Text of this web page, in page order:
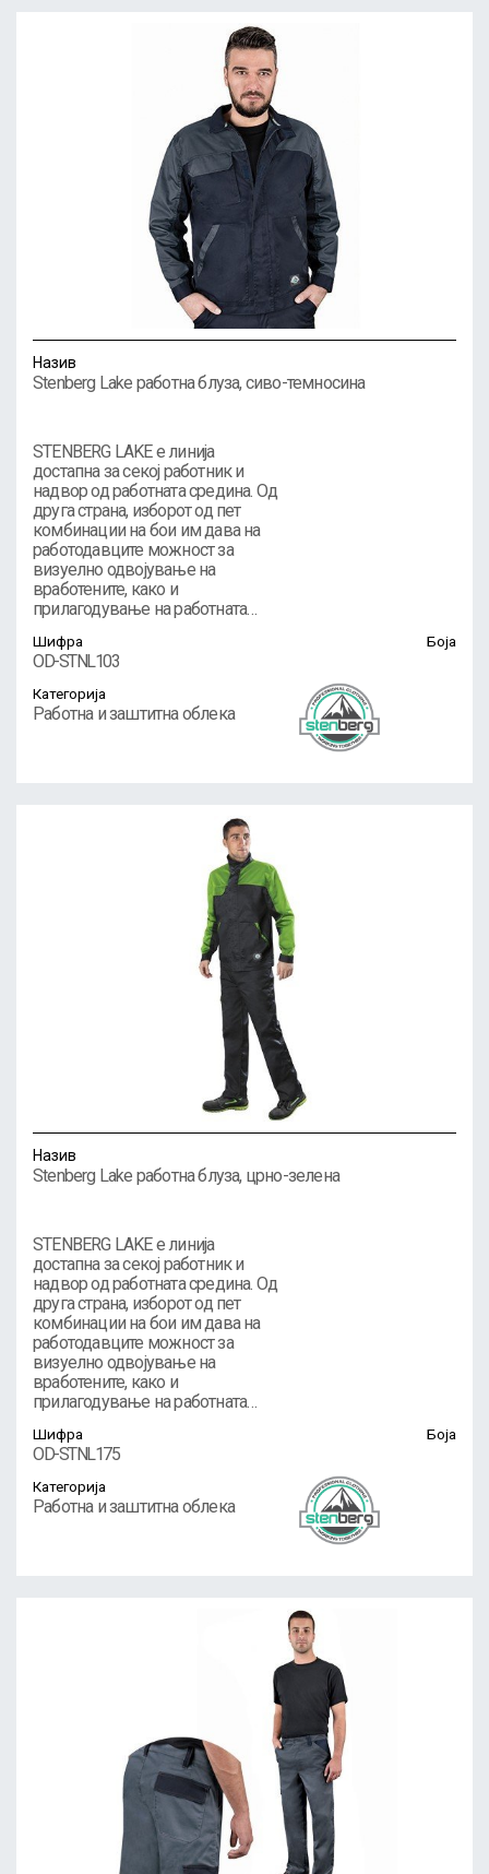
Назив
Stenberg Lake работна блуза, сиво-темносина
STENBERG LAKE е линија
достапна за секој работник и
надвор од работната средина. Од
друга страна, изборот од пет
комбинации на бои им дава на
работодавците можност за
визуелно одвојување на
вработените, како и
прилагодување на работната…
Шифра
OD-STNL103
Боја
Категорија
Работна и заштитна облека
Назив
Stenberg Lake работна блуза, црно-зелена
STENBERG LAKE е линија
достапна за секој работник и
надвор од работната средина. Од
друга страна, изборот од пет
комбинации на бои им дава на
работодавците можност за
визуелно одвојување на
вработените, како и
прилагодување на работната…
Шифра
OD-STNL175
Боја
Категорија
Работна и заштитна облека